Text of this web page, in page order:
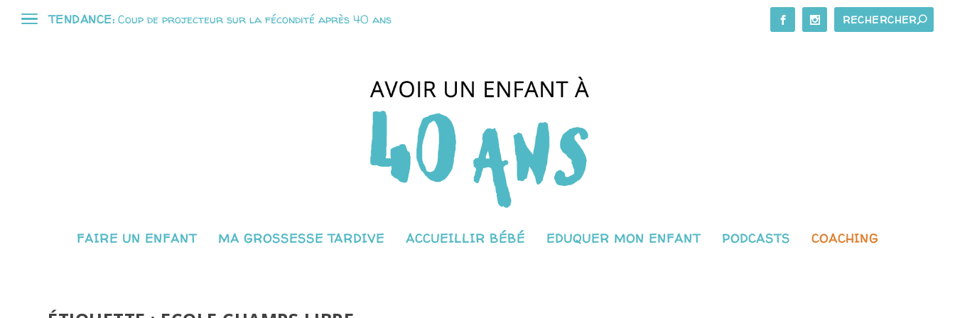
TENDANCE: Coup de projecteur sur la fécondité après 40 ans
FAIRE UN ENFANT MA GROSSESSE TARDIVE ACCUEILLIR BÉBÉ EDUQUER MON ENFANT PODCASTS COACHING